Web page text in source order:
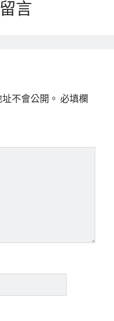
言
不會公開。 必填欄